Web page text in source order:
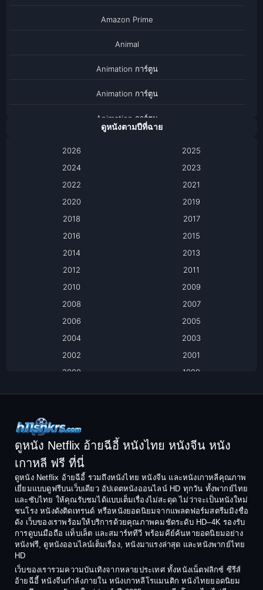
Amazon Prime
Animal
Animation การ์ตูน
Animation การ์ตูน
Animation การ์ตูน
Based on a True Story เรื่องจริง
Based on a True Story เรื่องจริง
Comedy ตลก
Coming-of-age ชีวิตวัยรุ่น
Crime อาชญากรรม
Crime อาชญากรรม
Culture
ดูหนังตามปีที่ฉาย
2026
2025
2024
2023
2022
2021
2020
2019
2018
2017
2016
2015
2014
2013
2012
2011
2010
2009
2008
2007
2006
2005
2004
2003
2002
2001
2000
1999
1994
1992
1991
1990
1988
1987
1986
1985
1984
1983
1982
1981
1980
1978
1974
1973
ดูหนัง Netflix อ้ายฉีอี้ หนังไทย หนังจีน หนัง
เกาหลี ฟรี ที่นี่
ดูหนัง Netflix อ้ายฉีอี้ รวมถึงหนังไทย หนังจีน และหนังเกาหลีคุณภาพ
เยี่ยมแบบดูฟรีบนเว็บเดียว อัปเดตหนังออนไลน์ HD ทุกวัน ทั้งพากย์ไทย
และซับไทย ให้คุณรับชมได้แบบเต็มเรื่องไม่สะดุด ไม่ว่าจะเป็นหนังใหม่
ชนโรง หนังดังติดเทรนด์ หรือหนังยอดนิยมจากแพลตฟอร์มสตรีมมิงชื่อ
ดัง เว็บของเราพร้อมให้บริการด้วยคุณภาพคมชัดระดับ HD–4K รองรับ
การดูบนมือถือ แท็บเล็ต และสมาร์ททีวี พร้อมคีย์ค้นหายอดนิยมอย่าง
หนังฟรี, ดูหนังออนไลน์เต็มเรื่อง, หนังมาแรงล่าสุด และหนังพากย์ไทย
HD
เว็บของเรารวมความบันเทิงจากหลายประเทศ ทั้งหนังเน็ตฟลิกซ์ ซีรีส์
อ้ายฉีอี้ หนังจีนกำลังภายใน หนังเกาหลีโรแมนติก หนังไทยยอดนิยม